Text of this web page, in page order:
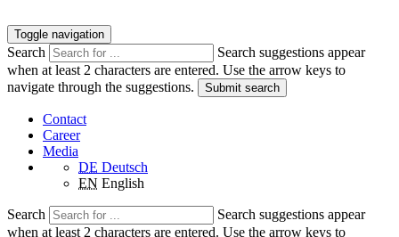
Toggle navigation
Search
Search suggestions appear
when at least 2 characters are entered. Use the arrow keys to
navigate through the suggestions.
Submit search
Contact
Career
Media
DE Deutsch
EN English
Search
Search suggestions appear
when at least 2 characters are entered. Use the arrow keys to